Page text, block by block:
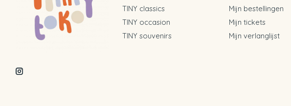
TINY classics
TINY occasion
TINY souvenirs
Mijn bestellingen
Mijn tickets
Mijn verlanglijst